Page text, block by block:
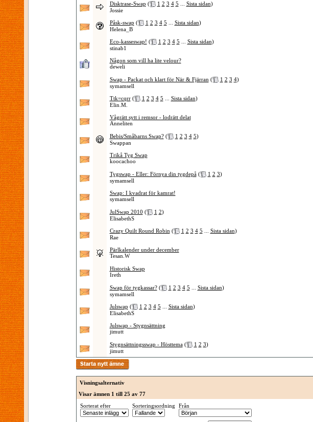
Disktrase-Swap ( 1 2 3 4 5 Sista sidan)
Jossie
Påsk-swap ( 1 2 3 4 5 Sista sidan)
Helena_B
Eco-kasseswap! ( 1 2 3 4 5 Sista sidan)
stinab1
Någon som vill ha lite velour?
deweli
Swap - Packat och klart för När & Fjärran ( 1 2 3 4)
symamsell
Ttk=cqrr ( 1 2 3 4 5 Sista sidan)
Elin.M.
Vågrätt sytt i remsor - lodrätt delat
Anneliten
Bebis/Småbarns Swap? ( 1 2 3 4 5)
Swappan
Trikå Tyg Swap
koocachoo
Tygswap - Eller: Förnya din tygdepå ( 1 2 3)
symamsell
Swap: I kvadrat för kamrat!
symamsell
JulSwap 2010 ( 1 2)
ElisabethS
Crazy Quilt Round Robin ( 1 2 3 4 5 Sista sidan)
Rae
Pärlkalender under december
Tesan.W
Historisk Swap
Ireth
Swap för tygkassar? ( 1 2 3 4 5 Sista sidan)
symamsell
Julswap ( 1 2 3 4 5 Sista sidan)
ElisabethS
Julswap - Stygnsättning
jimutt
Stygnsättningsswap - Hösttema ( 1 2 3)
jimutt
Visningsalternativ
Visar ämnen 1 till 25 av 77
Sorterat efter
Sorteringsordning Från